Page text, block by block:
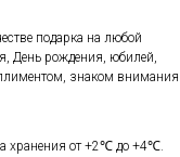
подарка на любой
День рождения, юбилей,
знаком внимания
хранения от +2℃ до +4℃.